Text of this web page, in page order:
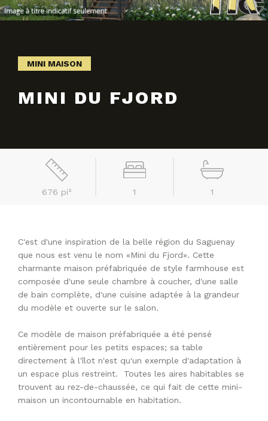
MINI MAISON
MINI DU FJORD
676 pi² 1 1
C'est d'une inspiration de la belle région du Saguenay
que nous est venu le nom «Mini du Fjord». Cette
charmante maison préfabriquée de style farmhouse est
composée d'une seule chambre à coucher, d'une salle
de bain complète, d'une cuisine adaptée à la grandeur
du modèle et ouverte sur le salon.
Ce modèle de maison préfabriquée a été pensé
entièrement pour les petits espaces; sa table
directement à l'îlot n'est qu'un exemple d'adaptation à
un espace plus restreint. Toutes les aires habitables se
trouvent au rez-de-chaussée, ce qui fait de cette mini-
maison un incontournable en habitation.